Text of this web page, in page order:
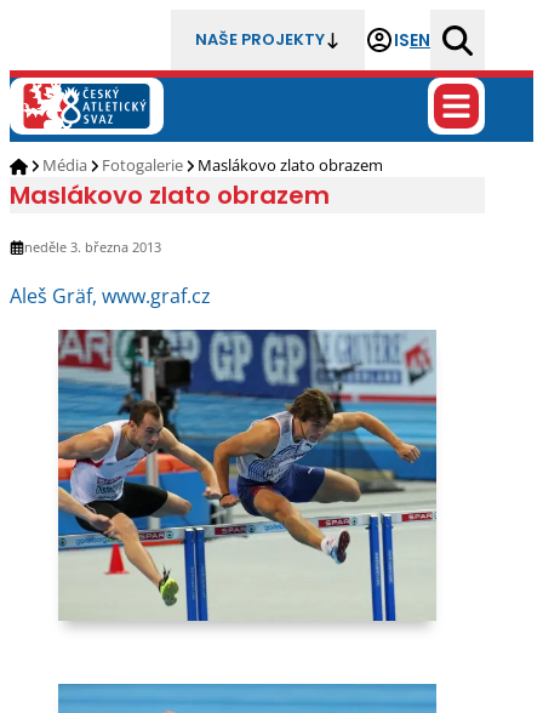
NAŠE PROJEKTY ISEN
Média Fotogalerie Maslákovo zlato obrazem
Maslákovo zlato obrazem
neděle 3. března 2013
Aleš Gräf, www.graf.cz